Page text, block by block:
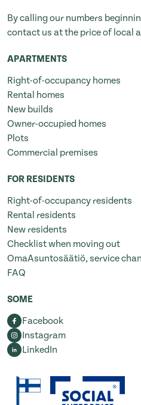
By calling our numbers
contact us at the price of local
APARTMENTS
Right-of-occupancy homes
Rental homes
New builds
Owner-occupied homes
Plots
Commercial premises
FOR RESIDENTS
Right-of-occupancy residents
Rental residents
New residents
Checklist when moving out
OmaAsuntosäätiö, service
FAQ
SOME
Facebook
Instagram
LinkedIn